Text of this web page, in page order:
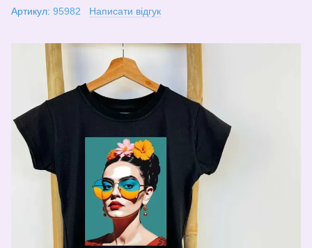
Артикул: 95982 Написати відгук